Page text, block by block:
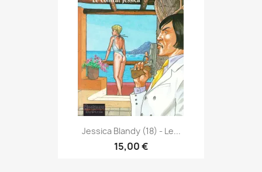
Jessica Blandy (18) - Le...
15,00 €